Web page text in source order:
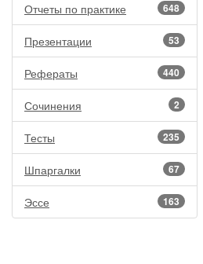
648
Отчеты по практике
53
Презентации
440
Рефераты
2
Сочинения
235
Тесты
67
Шпаргалки
163
Эссе